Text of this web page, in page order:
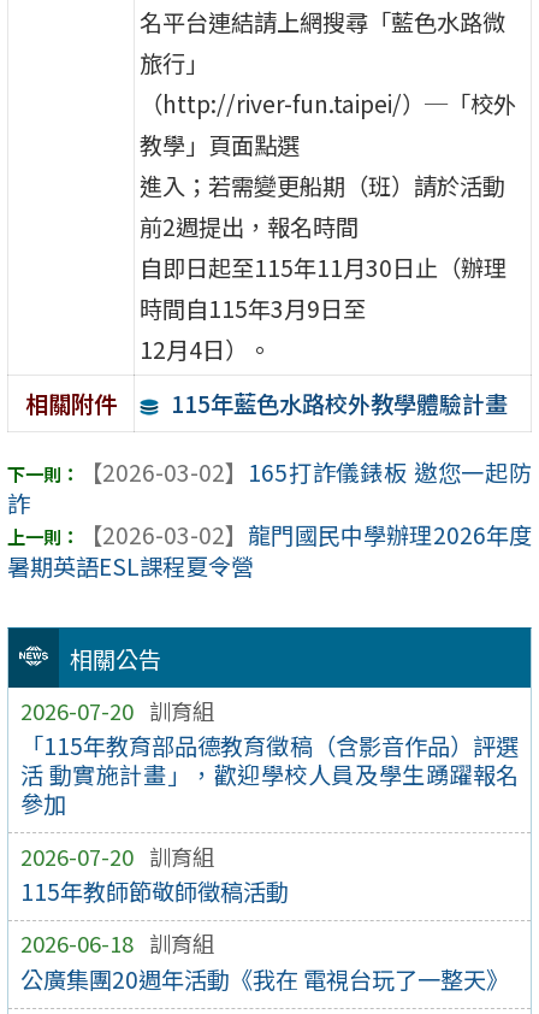
相關公告
2026-07-20 訓育組
「115年教育部品德教育徵稿（含影音作品）評選
活 動實施計畫」，歡迎學校人員及學生踴躍報名
參加
2026-07-20 訓育組
115年教師節敬師徵稿活動
2026-06-18 訓育組
公廣集團20週年活動《我在 電視台玩了一整天》
名平台連結請上網搜尋「藍色水路微
旅行」
（http://river-fun.taipei/）─「校外
教學」頁面點選
進入；若需變更船期（班）請於活動
前2週提出，報名時間
自即日起至115年11月30日止（辦理
時間自115年3月9日至
12月4日）。
相關附件
115年藍色水路校外教學體驗計畫
【2026-03-02】 165打詐儀錶板 邀您一起防
詐
【2026-03-02】 龍門國民中學辦理2026年度
暑期英語ESL課程夏令營